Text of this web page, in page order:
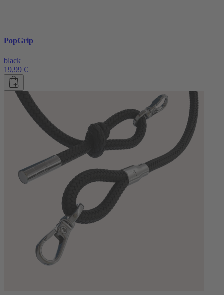
PopGrip
black
19,99 €